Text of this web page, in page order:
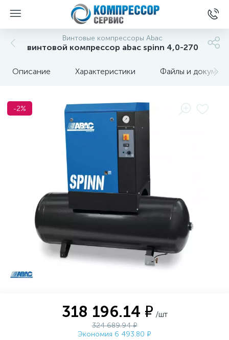
Винтовые компрессоры Abac
винтовой компрессор abac spinn 4,0-270
Описание Характеристики Файлы и
-2%
318 196.14 ₽ /шт
324 689.94 ₽
Экономия 6 493.80 ₽